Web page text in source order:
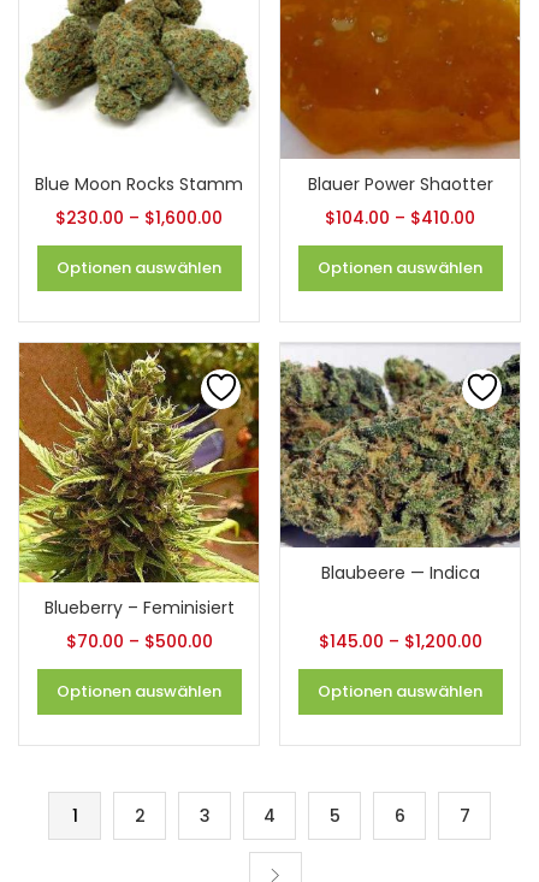
Blue Moon Rocks Stamm
$230.00 – $1,600.00
Optionen auswählen
Blauer Power Shaotter
$104.00 – $410.00
Optionen auswählen
Blueberry – Feminisiert
$70.00 – $500.00
Optionen auswählen
Blaubeere — Indica
$145.00 – $1,200.00
Optionen auswählen
1 2 3 4 5 6 7